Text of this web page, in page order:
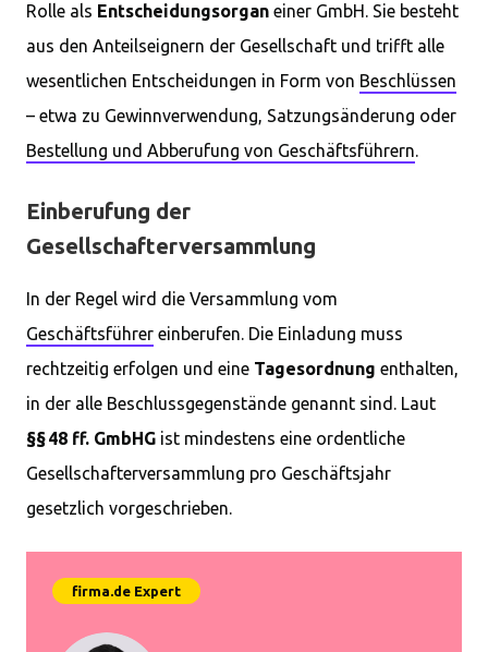
Rolle als Entscheidungsorgan einer GmbH. Sie besteht
aus den Anteilseignern der Gesellschaft und trifft alle
wesentlichen Entscheidungen in Form von Beschlüssen
– etwa zu Gewinnverwendung, Satzungsänderung oder
Bestellung und Abberufung von Geschäftsführern.
Einberufung der
Gesellschafterversammlung
In der Regel wird die Versammlung vom
Geschäftsführer einberufen. Die Einladung muss
rechtzeitig erfolgen und eine Tagesordnung enthalten,
in der alle Beschlussgegenstände genannt sind. Laut
§§ 48 ff. GmbHG ist mindestens eine ordentliche
Gesellschafterversammlung pro Geschäftsjahr
gesetzlich vorgeschrieben.